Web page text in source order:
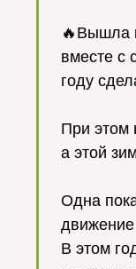
🔥Вышла
вместе с
году
При этом
а этой
Одна
движение
В этом